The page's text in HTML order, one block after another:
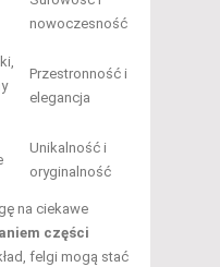
nowoczesność
Przestronność i
elegancja
Unikalność i
oryginalność
na ciekawe
części
felgi mogą stać